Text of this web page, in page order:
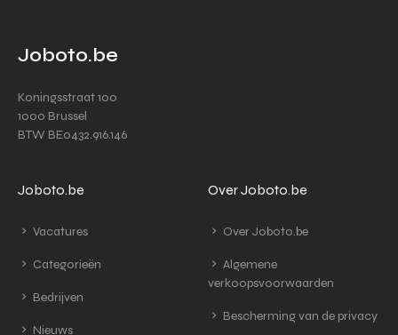
Joboto.be
Koningsstraat 100
1000 Brussel
BTW BE0432.916.146
Joboto.be
Vacatures
Categorieën
Bedrijven
Nieuws
Over Joboto.be
Over Joboto.be
Algemene
verkoopsvoorwaarden
Bescherming van de privacy